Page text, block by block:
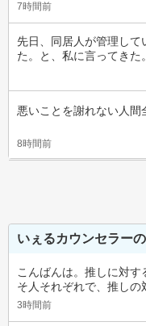
7時間前
先日、同居人が管理して
た。と、私に言ってきた
悪いことを謝れない人間
8時間前
いぇるカウンセラー
こんばんは。推しに対す
そ人それぞれで、推しの
3時間前